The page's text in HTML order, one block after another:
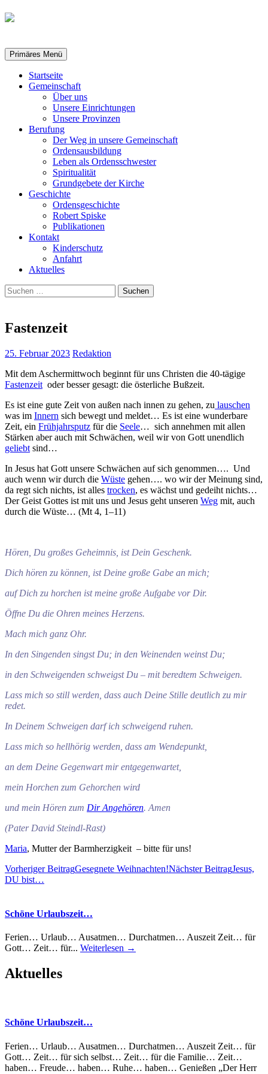
Suchen
Primäres Menü Zum
Inhalt
Startseite
Gemeinschaft
Über uns
Unsere Einrichtungen
Unsere Provinzen
Berufung
Der Weg in unsere Gemeinschaft
Ordensausbildung
Leben als Ordensschwester
Spiritualität
Grundgebete der Kirche
Geschichte
Ordensgeschichte
Robert Spiske
Publikationen
Kontakt
Kinderschutz
Anfahrt
Aktuelles
Suchen
nach:
Fastenzeit
25. Februar 2023 Redaktion
Mit dem Aschermittwoch beginnt für uns Christen die 40-tägige
Fastenzeit oder besser gesagt: die österliche Bußzeit.
Es ist eine gute Zeit von außen nach innen zu gehen, zu lauschen
was im Innern sich bewegt und meldet… Es ist eine wunderbare
Zeit, ein Frühjahrsputz für die Seele… sich annehmen mit allen
Stärken aber auch mit Schwächen, weil wir von Gott unendlich
geliebt sind…
In Jesus hat Gott unsere Schwächen auf sich genommen…. Und
auch wenn wir durch die Wüste gehen…. wo wir der Meinung sind,
da regt sich nichts, ist alles trocken, es wächst und gedeiht nichts…
Der Geist Gottes ist mit uns und Jesus geht unseren Weg mit, auch
durch die Wüste… (Mt 4, 1–11)
Hören, Du großes Geheimnis, ist Dein Geschenk.
Dich hören zu können, ist Deine große Gabe an mich;
auf Dich zu horchen ist meine große Aufgabe vor Dir.
Öffne Du die Ohren meines Herzens.
Mach mich ganz Ohr.
In den Singenden singst Du; in den Weinenden weinst Du;
in den Schweigenden schweigst Du – mit beredtem Schweigen.
Lass mich so still werden, dass auch Deine Stille deutlich zu mir
redet.
In Deinem Schweigen darf ich schweigend ruhen.
Lass mich so hellhörig werden, dass am Wendepunkt,
an dem Deine Gegenwart mir entgegenwartet,
mein Horchen zum Gehorchen wird
und mein Hören zum Dir Angehören. Amen
(Pater David Steindl-Rast)
Maria, Mutter der Barmherzigkeit – bitte für uns!
Beitragsnavigation
Vorheriger BeitragGesegnete Weihnachten!Nächster BeitragJesus,
DU bist…
Schöne Urlaubszeit…
Ferien… Urlaub… Ausatmen… Durchatmen… Auszeit Zeit… für
Gott… Zeit… für... Weiterlesen →
Aktuelles
Schöne Urlaubszeit…
Ferien… Urlaub… Ausatmen… Durchatmen… Auszeit Zeit… für
Gott… Zeit… für sich selbst… Zeit… für die Familie… Zeit…
haben… Freude… haben… Ruhe… haben… Genießen „Der Herr